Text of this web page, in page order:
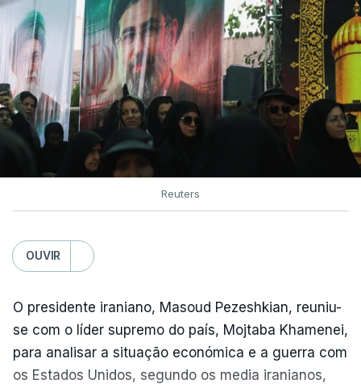
Reuters
OUVIR
O presidente iraniano, Masoud Pezeshkian, reuniu-
se com o líder supremo do país, Mojtaba Khamenei,
para analisar a situação económica e a guerra com
os Estados Unidos, segundo os media iranianos,